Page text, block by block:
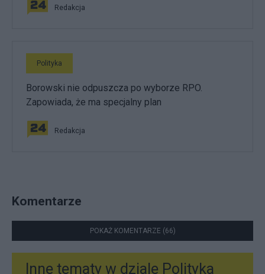
Redakcja
Polityka
Borowski nie odpuszcza po wyborze RPO.
Zapowiada, że ma specjalny plan
Redakcja
Komentarze
POKAŻ KOMENTARZE (66)
Inne tematy w dziale Polityka